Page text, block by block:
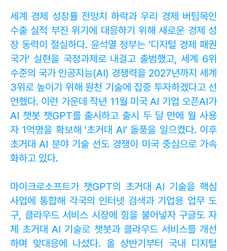
세계 경제 성장률 전망치 하락과 우리 경제 버팀목인
수출 실적 부진 위기에 대응하기 위해 새로운 경제 성
장 동력이 절실하다. 윤석열 정부는 '디지털 경제 패권
국가' 실현을 국정과제로 내걸고 출범했고, 세계 6위
수준의 국가 인공지능(AI) 경쟁력을 2027년까지 세계
3위로 높이기 위해 원천 기술에 집중 투자하겠다고 선
언했다. 이런 가운데 작년 11월 미국 AI 기업 오픈AI가
AI 챗봇 챗GPT를 출시하고 출시 두 달 만에 월 사용
자 1억명을 확보해 '초거대 AI' 돌풍을 일으켰다. 이후
초거대 AI 분야 기술 선도 경쟁이 미국 중심으로 가속
화하고 있다.
마이크로소프트가 챗GPT의 초거대 AI 기술을 핵심
사업에 통합해 각국의 인터넷 검색과 기업용 업무 도
구, 클라우드 서비스 시장에 힘을 불어넣자 구글도 자
체 초거대 AI 기술로 챗봇과 클라우드 서비스를 개선
하며 맞대응에 나섰다. 올 상반기부터 국내 디지털